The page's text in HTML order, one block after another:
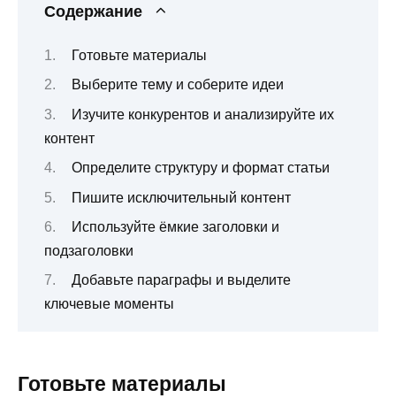
Содержание
Готовьте материалы
Выберите тему и соберите идеи
Изучите конкурентов и анализируйте их
контент
Определите структуру и формат статьи
Пишите исключительный контент
Используйте ёмкие заголовки и
подзаголовки
Добавьте параграфы и выделите
ключевые моменты
Готовьте материалы